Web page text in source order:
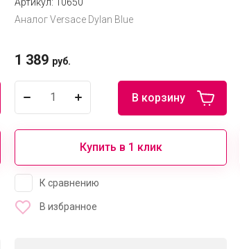
Аналог Versace Dylan Blue
1 389 руб.
В корзину
Купить в 1 клик
К сравнению
В избранное